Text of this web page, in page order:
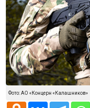
Фото: АО «Концерн «Калашников»